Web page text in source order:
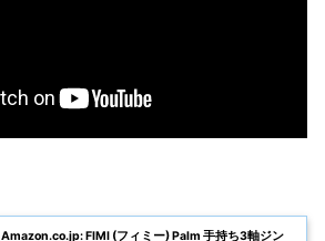
Amazon.co.jp: FIMI (フィミー) Palm 手持ち3軸ジン